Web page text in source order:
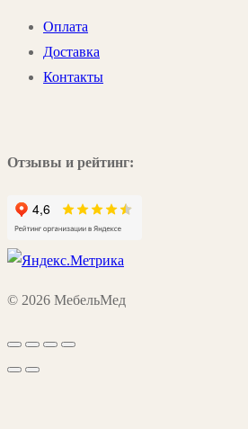
Оплата
Доставка
Контакты
Отзывы и рейтинг:
© 2026 МебельМед